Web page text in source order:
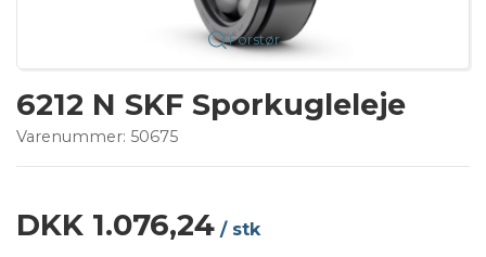
Forstør
6212 N SKF Sporkugleleje
Varenummer: 50675
DKK 1.076,24 / stk